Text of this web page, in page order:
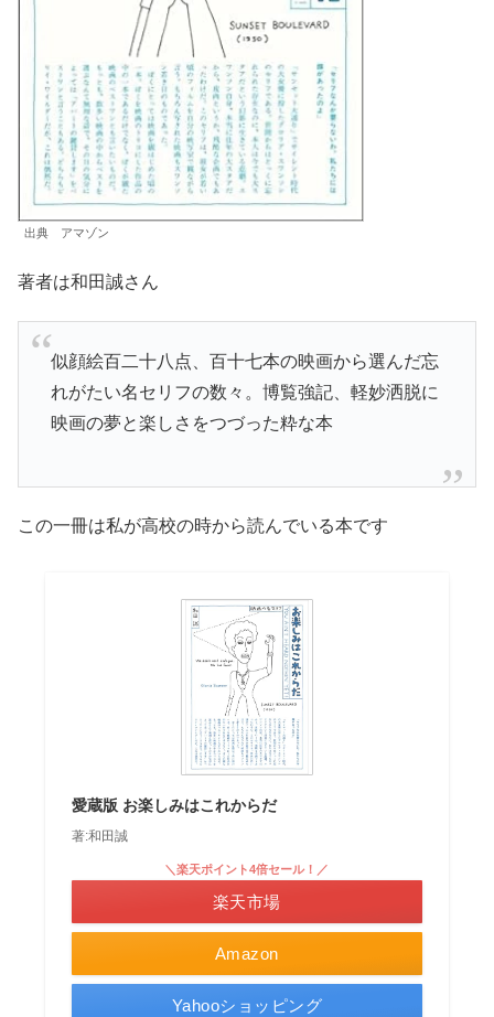
出典 アマゾン
著者は和田誠さん
似顔絵百二十八点、百十七本の映画から選んだ忘
れがたい名セリフの数々。博覧強記、軽妙洒脱に
映画の夢と楽しさをつづった粋な本
この一冊は私が高校の時から読んでいる本です
愛蔵版 お楽しみはこれからだ
著:和田誠
Amazon
＼楽天ポイント4倍セール！／
楽天市場
Yahooショッピング